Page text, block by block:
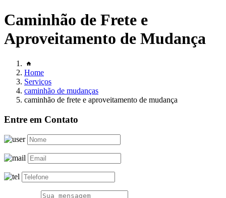
Caminhão de Frete e
Aproveitamento de Mudança
Home
Serviços
caminhão de mudanças
caminhão de frete e aproveitamento de mudança
Entre em Contato